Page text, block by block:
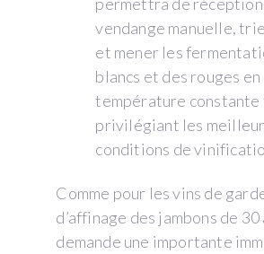
vendange manuelle,
et mener les
blancs et des rouges en
température constante
privilégiant les
conditions de
Comme pour les vins de
d’affinage des jambons de 30
demande une importante